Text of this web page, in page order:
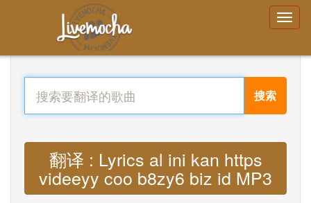
搜索
翻译 : Lyrics al ini kan https
videeyy coo b8zy6 biz id MP3